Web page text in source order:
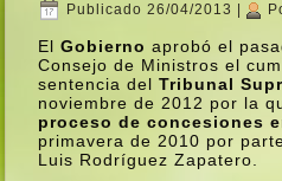
Publicado 26/04/2013
ElGobierno aprobó el
Consejo de Ministros el
sentencia delTribunal
noviembre de 2012 por la
proceso de concesiones
primavera de 2010 por
Luis Rodrí­guez Zapatero.